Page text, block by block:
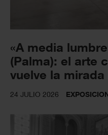
«A media
(Palma): el arte
vuelve la
24 JULIO 2026